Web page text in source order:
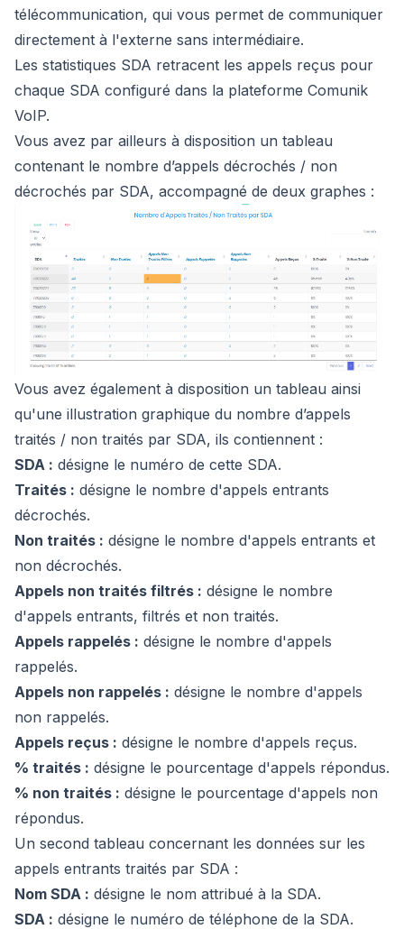
télécommunication, qui vous permet de communiquer
directement à l'externe sans intermédiaire.
Les statistiques SDA retracent les appels reçus pour
chaque SDA configuré dans la plateforme Comunik
VoIP.
Vous avez par ailleurs à disposition un tableau
contenant le nombre d’appels décrochés / non
décrochés par SDA, accompagné de deux graphes :
Vous avez également à disposition un tableau ainsi
qu'une illustration graphique du nombre d’appels
traités / non traités par SDA, ils contiennent :
SDA : désigne le numéro de cette SDA.
Traités : désigne le nombre d'appels entrants
décrochés.
Non traités : désigne le nombre d'appels entrants et
non décrochés.
Appels non traités filtrés : désigne le nombre
d'appels entrants, filtrés et non traités.
Appels rappelés : désigne le nombre d'appels
rappelés.
Appels non rappelés : désigne le nombre d'appels
non rappelés.
Appels reçus : désigne le nombre d'appels reçus.
% traités : désigne le pourcentage d'appels répondus.
% non traités : désigne le pourcentage d'appels non
répondus.
Un second tableau concernant les données sur les
appels entrants traités par SDA :
Nom SDA : désigne le nom attribué à la SDA.
SDA : désigne le numéro de téléphone de la SDA.